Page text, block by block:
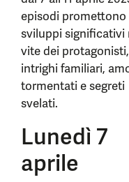
episodi promettono
sviluppi significativi
vite dei
intrighi familiari,
tormentati e segreti
svelati.
Lunedì 7
aprile